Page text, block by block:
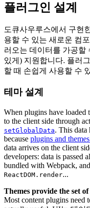
플러그인 설계
도큐사우루스에서 구현
용할 수 있는 새로운 컴
러오는 데이터를 가공할
있게) 지원합니다. 플러
할 때 손쉽게 사용할 수
테마 설계
When plugins have loaded
to the client side through
setGlobalData. This data
because plugins and
data arrives on the client
developers: data is passed
bundled with Webpack,
ReactDOM.render...
Themes provide the set
Most content plugins need